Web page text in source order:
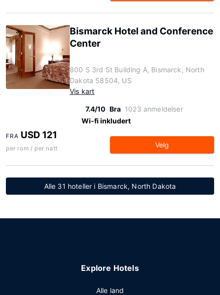
Bismarck Hotel and Conference
Center
800 S 3rd St Building A, Bismarck, North
Dakota 58504, US
Vis kart
7.4/10 Bra 1023 anmeldelser
Wi-fi inkludert
FRA USD 121
per rom / per natt Velg
Alle 31 hoteller i Bismarck, North Dakota
Explore Hotels
Alle land